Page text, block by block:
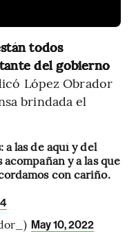
todos
del gobierno
López Obrador
brindada el
a las de aquí y del
y a las que
con cariño.
May 10, 2022